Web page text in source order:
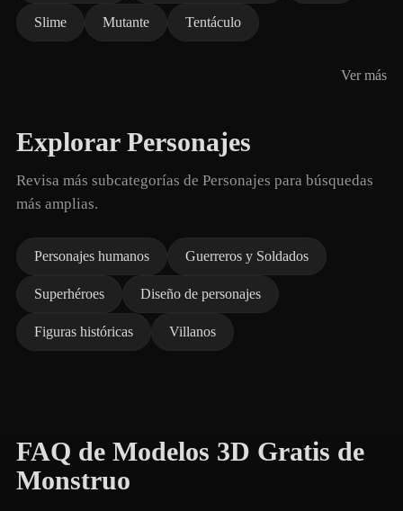
Slime Mutante Tentáculo
Ver más
Explorar Personajes
Revisa más subcategorías de Personajes para búsquedas
más amplias.
Personajes humanos Guerreros y Soldados
Superhéroes Diseño de personajes
Figuras históricas Villanos
FAQ de Modelos 3D Gratis de
Monstruo